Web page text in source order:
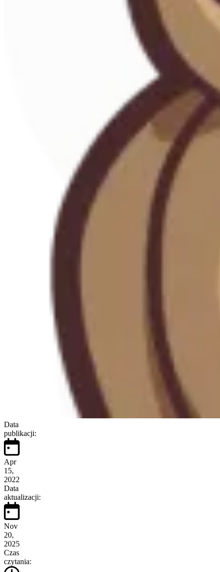
Data
publikacji:
Apr
15,
2022
Data
aktualizacji:
Nov
20,
2025
Czas
czytania: